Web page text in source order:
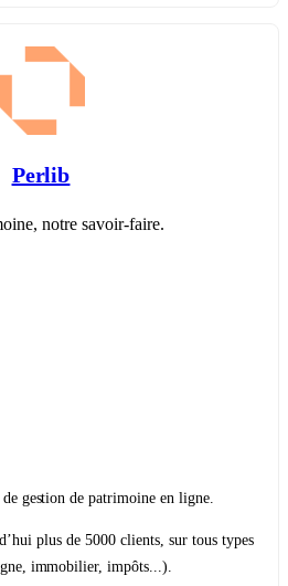
Perlib
notre savoir-faire.
gestion de patrimoine en ligne.
plus de 5000 clients, sur tous types
immobilier, impôts...).